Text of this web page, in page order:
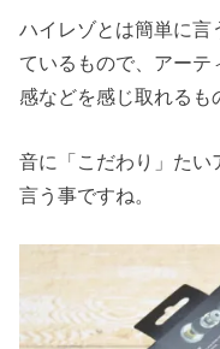
ハイレゾとは簡単に言
ているもので、アー
感などを感じ取れるも
音に「こだわり」たい
言う事ですね。